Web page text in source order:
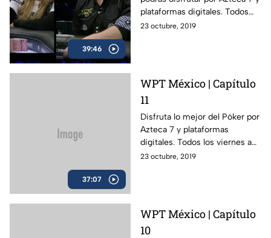
39:46
plataformas digitales. Todos
los viernes a las 11 PM.
23 octubre, 2019
37:07
WPT México | Capítulo
11
Disfruta lo mejor del Póker por
Azteca 7 y plataformas
digitales. Todos los viernes a
las 11 PM.
23 octubre, 2019
WPT México | Capítulo
10